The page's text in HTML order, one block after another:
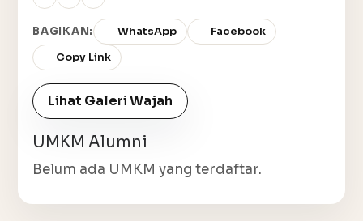
BAGIKAN: WhatsApp
Facebook
Copy Link
Lihat Galeri Wajah
UMKM Alumni
Belum ada UMKM yang terdaftar.